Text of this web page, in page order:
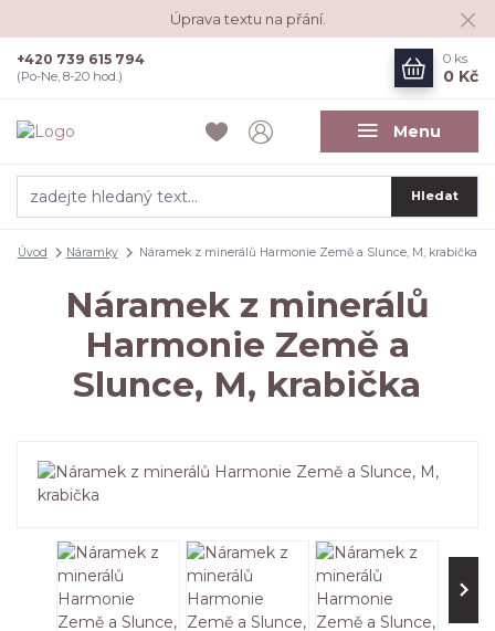
Úprava textu na přání.
Menu
Hledat
+420 739 615 794
(Po-Ne, 8-20 hod.)
0 ks
0 Kč
Úvod Náramky Náramek z minerálů Harmonie Země a Slunce, M, krabička
Náramek z minerálů
Harmonie Země a
Slunce, M, krabička